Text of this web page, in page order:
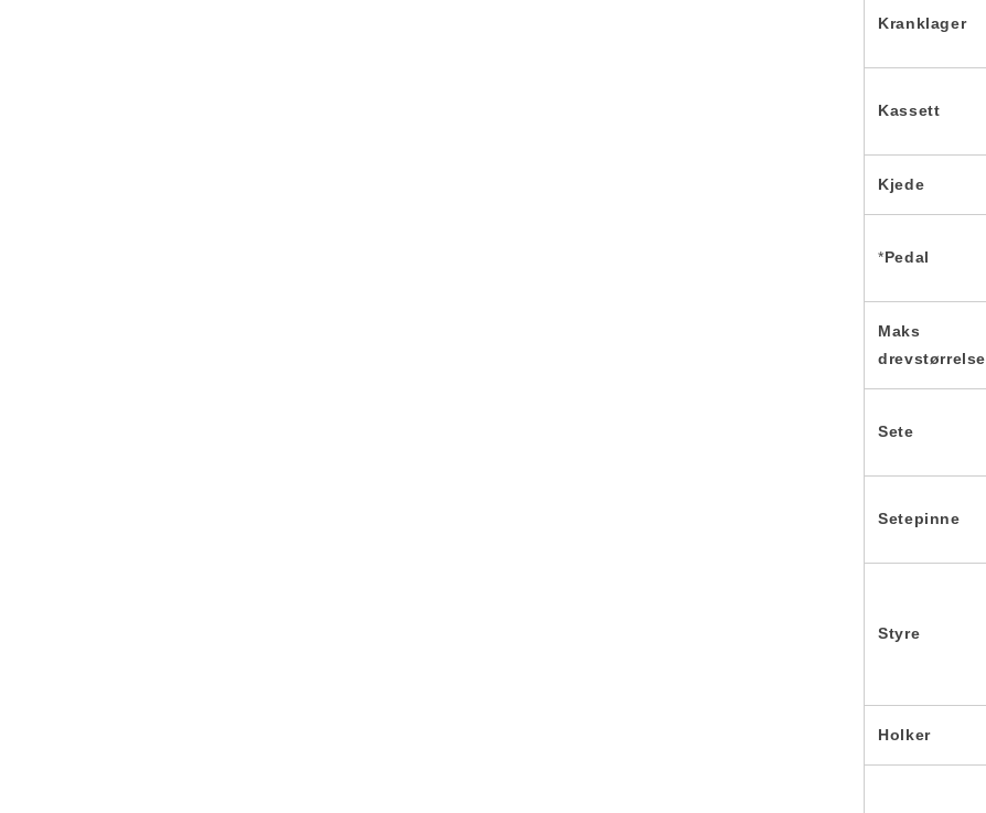
Kranklager
Kassett
Kjede
*Pedal
Maks
drevstørrelse
Sete
Setepinne
Styre
Holker